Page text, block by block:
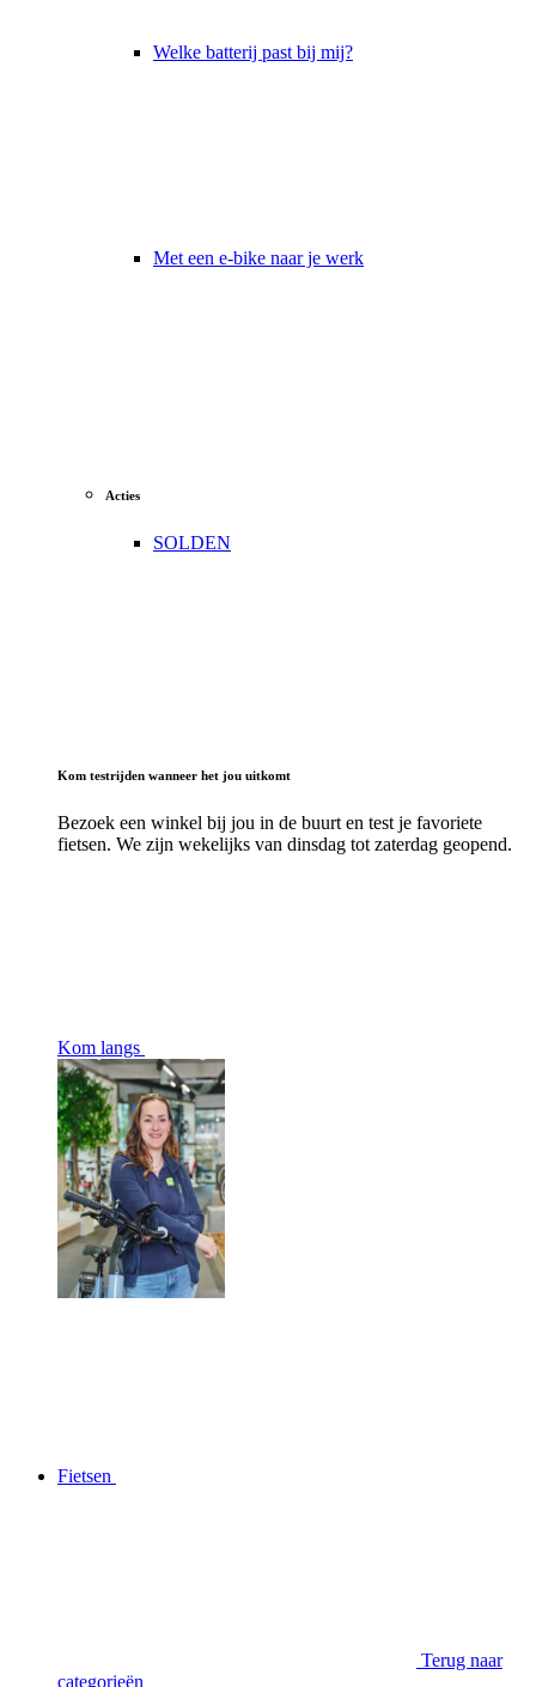
Welke batterij past bij mij?
Met een e-bike naar je werk
Acties
SOLDEN
Kom testrijden wanneer het jou uitkomt
Bezoek een winkel bij jou in de buurt en test je favoriete
fietsen. We zijn wekelijks van dinsdag tot zaterdag geopend.
Kom langs
Fietsen
Terug naar
categorieën